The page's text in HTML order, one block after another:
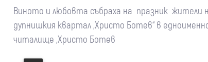
Виното и любовта събраха на празник жители
дупнишкия квартал „Христо Ботев“ в
читалище „Христо Ботев